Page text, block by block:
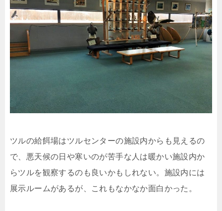
ツルの給餌場はツルセンターの施設内からも見えるの
で、悪天候の日や寒いのが苦手な人は暖かい施設内か
らツルを観察するのも良いかもしれない。施設内には
展示ルームがあるが、これもなかなか面白かった。